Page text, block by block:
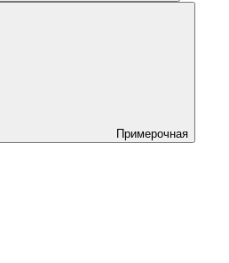
Примерочная